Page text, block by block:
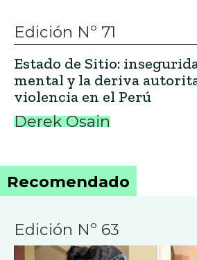
Edición Nº 71
Estado de Sitio:
mental y la deriva
violencia en el Perú
Derek Osain
Recomendado
Edición Nº 63